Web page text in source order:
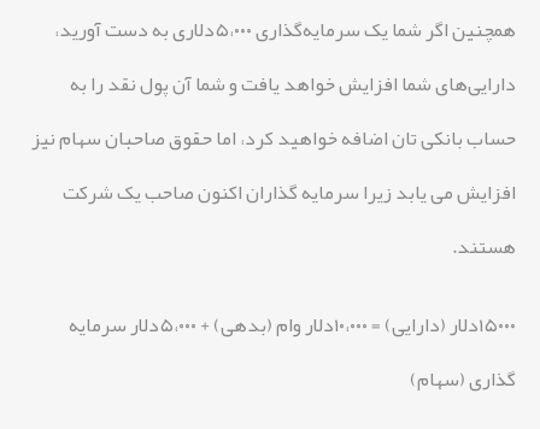
همچنین اگر شما یک سرمایه‌گذاری ۵،۰۰۰دلاری به دست آورید،
دارایی‌های شما افزایش خواهد یافت و شما آن پول نقد را به
حساب بانکی تان اضافه خواهید کرد، اما حقوق صاحبان سهام نیز
افزایش می یابد زیرا سرمایه گذاران اکنون صاحب یک شرکت
هستند.
۱۵۰۰۰دلار (دارایی) = ۱۰،۰۰۰دلار وام (بدهی) + ۵،۰۰۰دلار سرمایه
گذاری (سهام)